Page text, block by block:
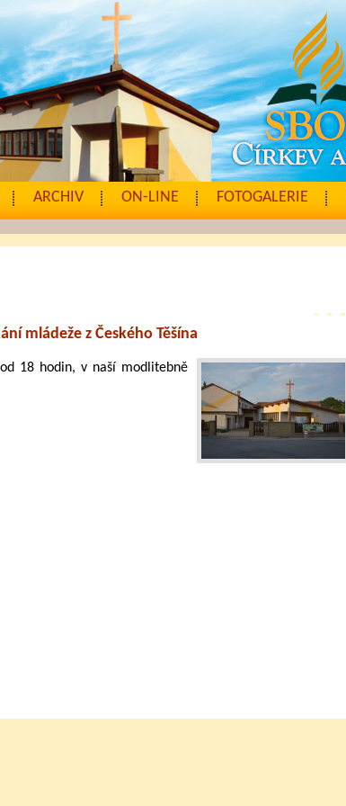
ARCHIV ON-LINE FOTOGALERIE
mládeže z Českého Těšína
18 hodin, v naší modlitebně